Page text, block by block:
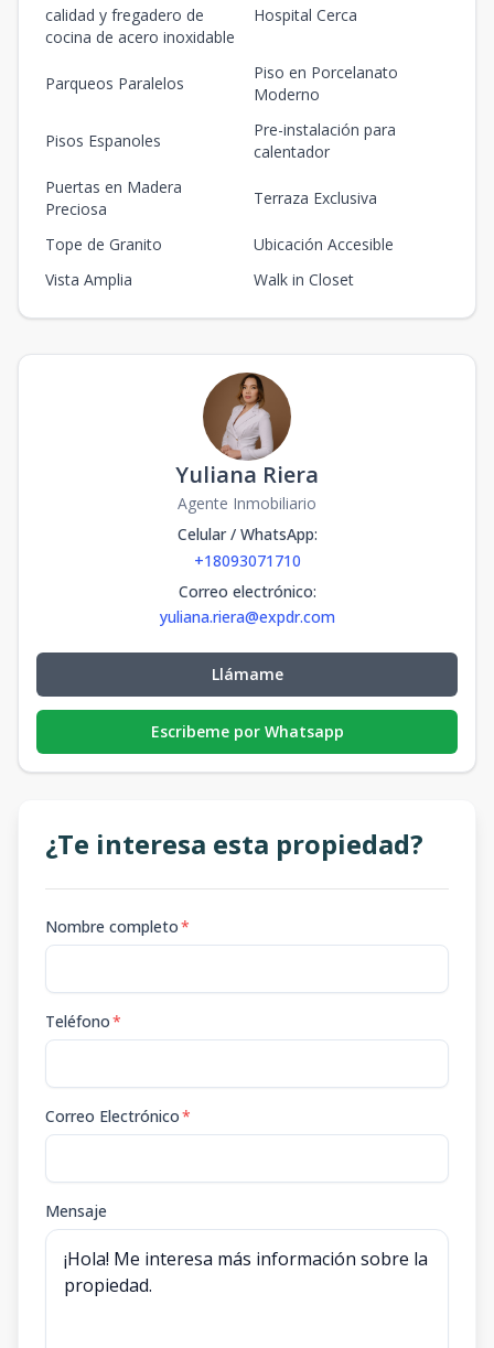
calidad y fregadero de
cocina de acero inoxidable
Hospital Cerca
Parqueos Paralelos
Piso en Porcelanato
Moderno
Pisos Espanoles
Pre-instalación para
calentador
Puertas en Madera
Preciosa
Terraza Exclusiva
Tope de Granito
Ubicación Accesible
Vista Amplia
Walk in Closet
Yuliana Riera
Agente Inmobiliario
Celular / WhatsApp:
+18093071710
Correo electrónico:
yuliana.riera@expdr.com
Llámame
Escribeme por Whatsapp
¿Te interesa esta propiedad?
Nombre completo*
Teléfono*
Correo Electrónico*
Mensaje